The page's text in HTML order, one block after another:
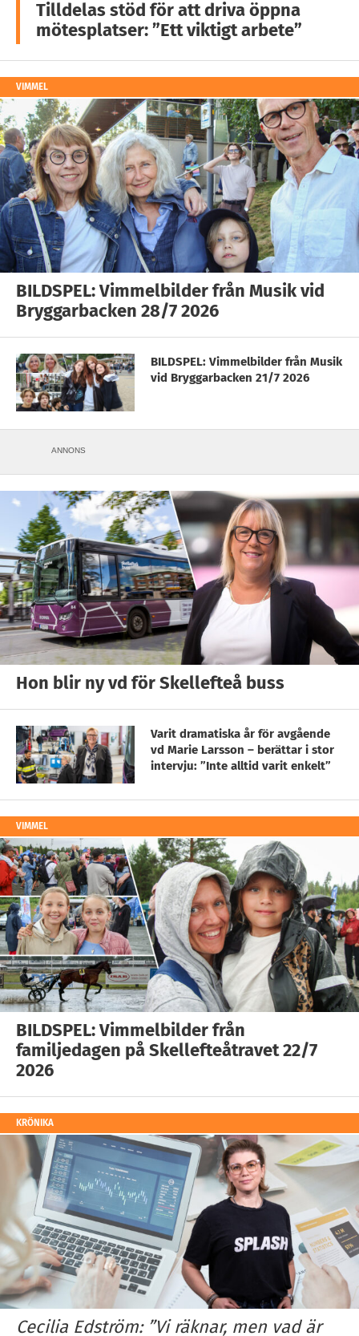
Tilldelas stöd för att driva öppna
mötesplatser: ”Ett viktigt arbete”
VIMMEL
BILDSPEL: Vimmelbilder från Musik vid
Bryggarbacken 28/7 2026
BILDSPEL: Vimmelbilder från Musik
vid Bryggarbacken 21/7 2026
ANNONS
Hon blir ny vd för Skellefteå buss
Varit dramatiska år för avgående
vd Marie Larsson – berättar i stor
intervju: ”Inte alltid varit enkelt”
VIMMEL
BILDSPEL: Vimmelbilder från
familjedagen på Skellefteåtravet 22/7
2026
KRÖNIKA
Cecilia Edström: ”Vi räknar, men vad är